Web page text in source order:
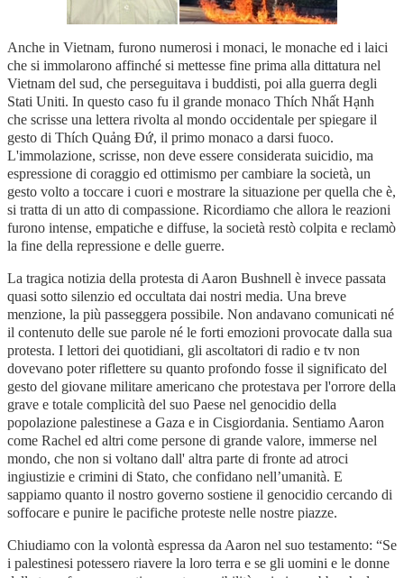
Anche in Vietnam, furono numerosi i monaci, le monache ed i laici
che si immolarono affinché si mettesse fine prima alla dittatura nel
Vietnam del sud, che perseguitava i buddisti, poi alla guerra degli
Stati Uniti. In questo caso fu il grande monaco Thích Nhất Hạnh
che scrisse una lettera rivolta al mondo occidentale per spiegare il
gesto di Thích Quảng Đứ, il primo monaco a darsi fuoco.
L'immolazione, scrisse, non deve essere considerata suicidio, ma
espressione di coraggio ed ottimismo per cambiare la società, un
gesto volto a toccare i cuori e mostrare la situazione per quella che è,
si tratta di un atto di compassione. Ricordiamo che allora le reazioni
furono intense, empatiche e diffuse, la società restò colpita e reclamò
la fine della repressione e delle guerre.
La tragica notizia della protesta di Aaron Bushnell è invece passata
quasi sotto silenzio ed occultata dai nostri media. Una breve
menzione, la più passeggera possibile. Non andavano comunicati né
il contenuto delle sue parole né le forti emozioni provocate dalla sua
protesta. I lettori dei quotidiani, gli ascoltatori di radio e tv non
dovevano poter riflettere su quanto profondo fosse il significato del
gesto del giovane militare americano che protestava per l'orrore della
grave e totale complicità del suo Paese nel genocidio della
popolazione palestinese a Gaza e in Cisgiordania. Sentiamo Aaron
come Rachel ed altri come persone di grande valore, immerse nel
mondo, che non si voltano dall' altra parte di fronte ad atroci
ingiustizie e crimini di Stato, che confidano nell’umanità. E
sappiamo quanto il nostro governo sostiene il genocidio cercando di
soffocare e punire le pacifiche proteste nelle nostre piazze.
Chiudiamo con la volontà espressa da Aaron nel suo testamento: “Se
i palestinesi potessero riavere la loro terra e se gli uomini e le donne